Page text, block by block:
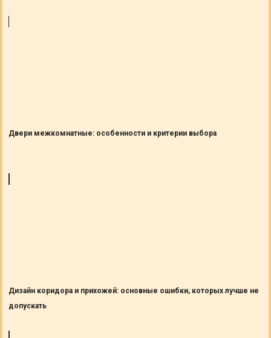
Двери межкомнатные: особенности и критерии выбора
Дизайн коридора и прихожей: основные ошибки, которых лучше не
допускать